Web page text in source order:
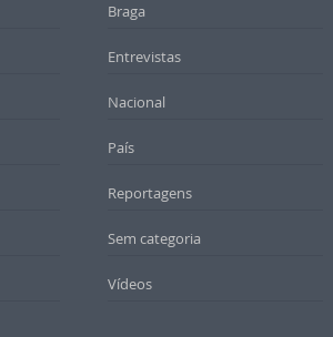
Braga
Entrevistas
Nacional
País
Reportagens
Sem categoria
Vídeos